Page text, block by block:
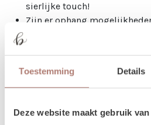
Toestemming Details
Deze website maakt gebruik
sierlijke touch!
Zijn er ophang
Vragen
Geeft de website aan dat deze